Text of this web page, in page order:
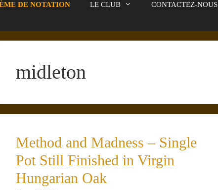
DE NOTATION LE CLUB CONTACTEZ-NOUS
midleton
Method and Madness – Single
Pot Still Finished in Virgin
Hungarian Oak